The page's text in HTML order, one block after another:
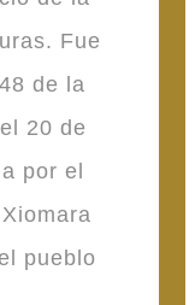
Fue
de la
20 de
por el
pueblo